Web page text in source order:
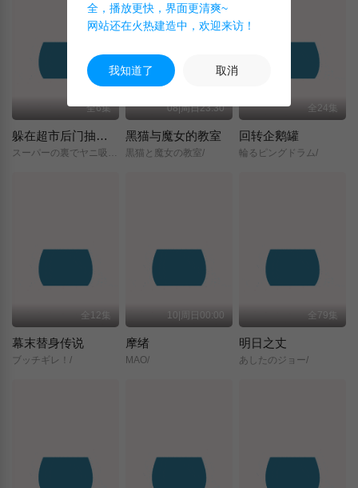
全6集
躲在超市后门抽烟的两人
スーパーの裏でヤニ吸うふたり/
08|周日23:30
黑猫与魔女的教室
黒猫と魔女の教室/
全24集
回转企鹅罐
輪るピングドラム/
全12集
幕末替身传说
ブッチギレ！/
10|周日00:00
摩绪
MAO/
全79集
明日之丈
あしたのジョー/
全，播放更快，界面更清爽~
网站还在火热建造中，欢迎来访！
我知道了 取消